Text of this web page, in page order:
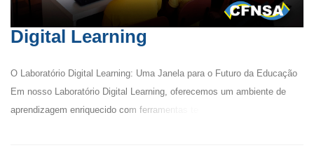
Digital Learning
O Laboratório Digital Learning: Uma Janela para o Futuro da Educação
Em nosso Laboratório Digital Learning, oferecemos um ambiente de
aprendizagem enriquecido com ferramentas te